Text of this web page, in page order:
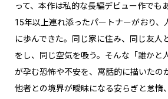
って、本作は私的な長編デビュー作でも
15年以上連れ添ったパートナーがおり、
に歩んできた。同じ家に住み、同じ友人
をし、同じ空気を吸う。そんな「誰かと
が孕む恐怖や不安を、寓話的に描いたの
他者との境界が曖昧になる安らぎと怠惰